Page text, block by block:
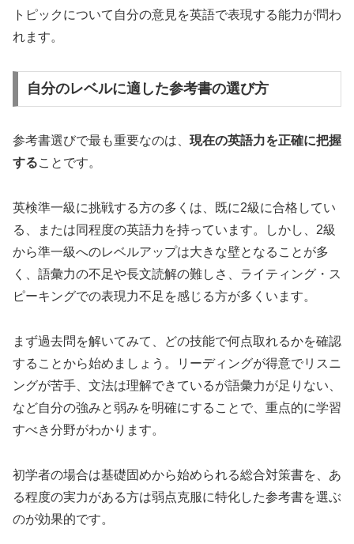
トピックについて自分の意見を英語で表現する能力が問わ
れます。
自分のレベルに適した参考書の選び方
参考書選びで最も重要なのは、 現在の英語力を正確に把握
することです。
英検準一級に挑戦する方の多くは、既に2級に合格してい
る、または同程度の英語力を持っています。しかし、2級
から準一級へのレベルアップは大きな壁となることが多
く、語彙力の不足や長文読解の難しさ、ライティング・ス
ピーキングでの表現力不足を感じる方が多くいます。
まず過去問を解いてみて、どの技能で何点取れるかを確認
することから始めましょう。リーディングが得意でリスニ
ングが苦手、文法は理解できているが語彙力が足りない、
など自分の強みと弱みを明確にすることで、重点的に学習
すべき分野がわかります。
初学者の場合は基礎固めから始められる総合対策書を、あ
る程度の実力がある方は弱点克服に特化した参考書を選ぶ
のが効果的です。